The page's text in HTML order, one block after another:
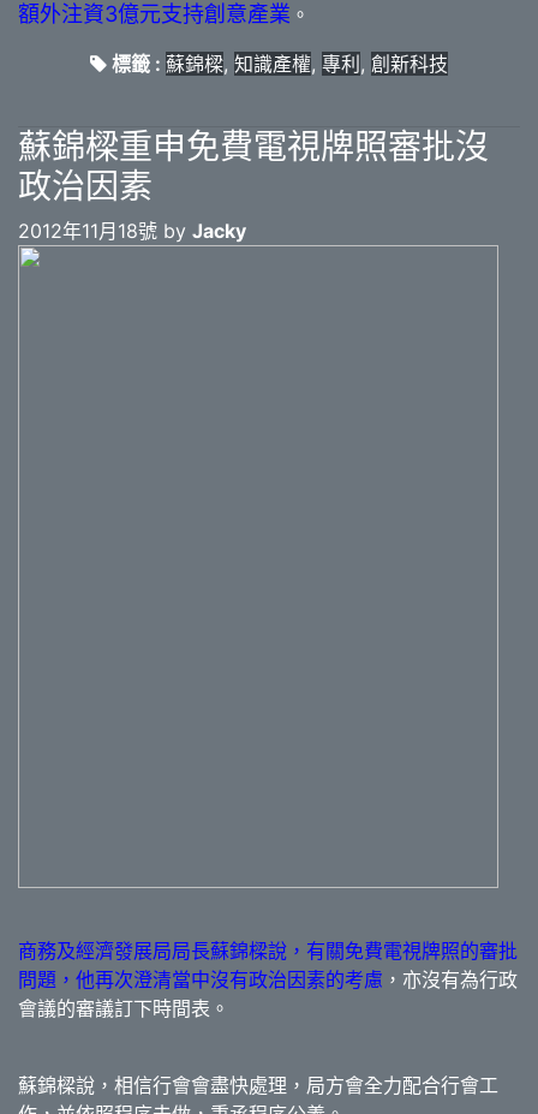
額外注資3億元支持創意產業 。
標籤 : 蘇錦樑, 知識產權, 專利 , 創新科技
蘇錦樑重申免費電視牌照審批沒
政治因素
2012年11月18號 by Jacky
商務及經濟發展局局長蘇錦樑說，有關免費電視牌照的審批
問題，他再次澄清當中沒有政治因素的考慮 ，亦沒有為行政
會議的審議訂下時間表。
蘇錦樑說，相信行會會盡快處理，局方會全力配合行會工